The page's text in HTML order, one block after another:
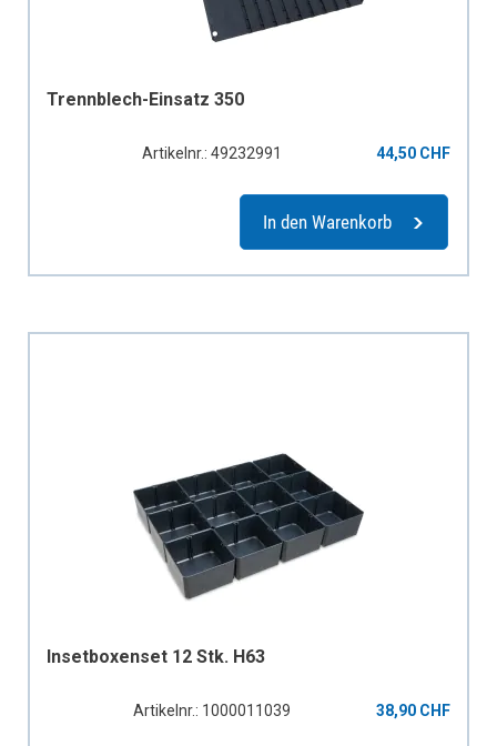
Trennblech-Einsatz 350
Artikelnr.: 49232991 44,50 CHF
In den Warenkorb
Insetboxenset 12 Stk. H63
Artikelnr.: 1000011039 38,90 CHF